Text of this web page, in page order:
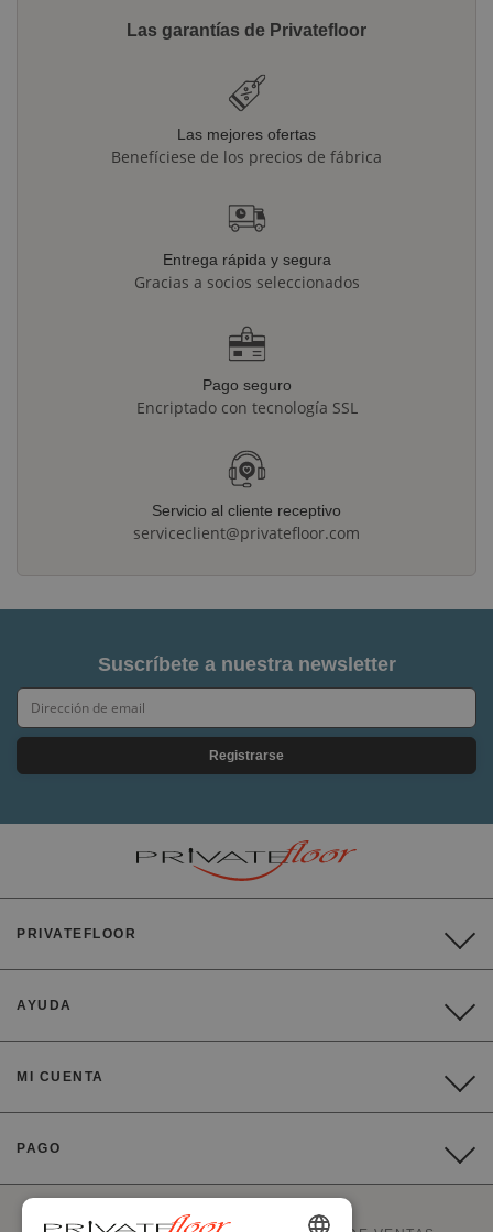
Las garantías de Privatefloor
Las mejores ofertas
Benefíciese de los precios de fábrica
Entrega rápida y segura
Gracias a socios seleccionados
Pago seguro
Encriptado con tecnología SSL
Servicio al cliente receptivo
serviceclient@privatefloor.com
Suscríbete a nuestra newsletter
Registrarse
PRIVATEFLOOR
AYUDA
MI CUENTA
PAGO